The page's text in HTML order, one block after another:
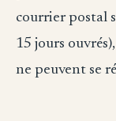
courrier postal
15 jours
ne peuvent se